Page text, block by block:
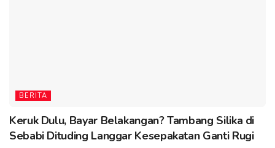
BERITA
Keruk Dulu, Bayar Belakangan? Tambang Silika di
Sebabi Dituding Langgar Kesepakatan Ganti Rugi